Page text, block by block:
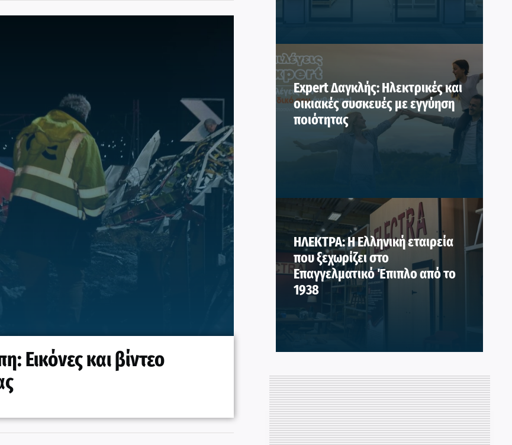
Εικόνες και βίντεο
Expert Δαγκλής: Ηλεκτρικές και
οικιακές συσκευές με εγγύηση
ποιότητας
ΗΛΕΚΤΡΑ: Η Ελληνική εταιρεία
που ξεχωρίζει στο
Επαγγελματικό Έπιπλο από το
1938